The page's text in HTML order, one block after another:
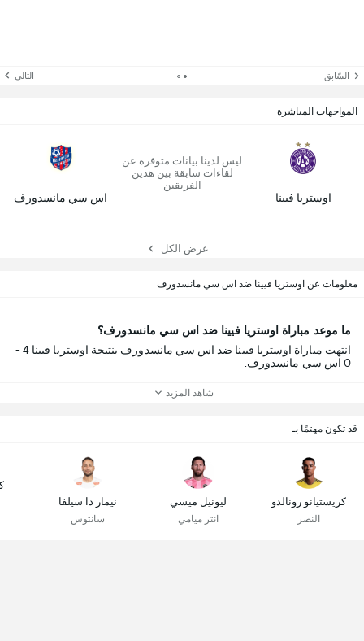
السّابق التالي
المواجهات المباشرة
اوستريا فيينا
ليس لدينا بيانات متوفرة عن
لقاءات سابقة بين هذين
الفريقين
اس سي مانسدورف
عرض الكل
معلومات عن اوستريا فيينا ضد اس سي مانسدورف
ما موعد مباراة اوستريا فيينا ضد اس سي مانسدورف؟
انتهت مباراة اوستريا فيينا ضد اس سي مانسدورف بنتيجة اوستريا فيينا 4 -
0 اس سي مانسدورف.
شاهد المزيد
قد تكون مهتمًا بـ
كريستيانو رونالدو
النصر
ليونيل ميسي
انتر ميامي
نيمار دا سيلفا
سانتوس